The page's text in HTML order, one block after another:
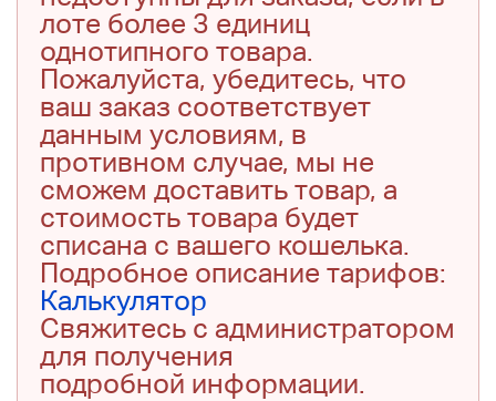
лоте более 3 единиц
однотипного товара.
Пожалуйста, убедитесь, что
ваш заказ соответствует
данным условиям, в
противном случае, мы не
сможем доставить товар, а
стоимость товара будет
списана с вашего кошелька.
Подробное описание тарифов:
Калькулятор
Свяжитесь с администратором
для получения
подробной информации.